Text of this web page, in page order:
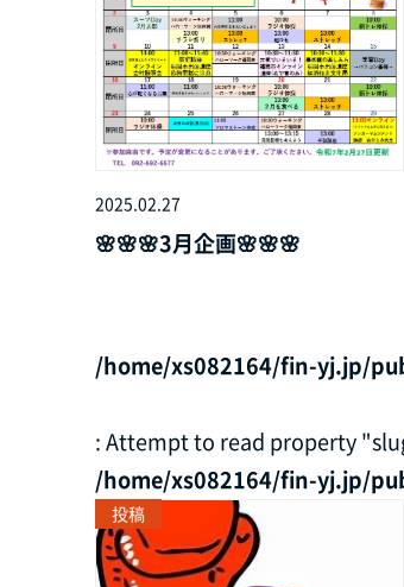
2025.02.27
🌸🌸🌸3月企画🌸🌸🌸
/home/xs082164/fin-yj.jp/
: Attempt to read property
/home/xs082164/fin-yj.jp/
投稿